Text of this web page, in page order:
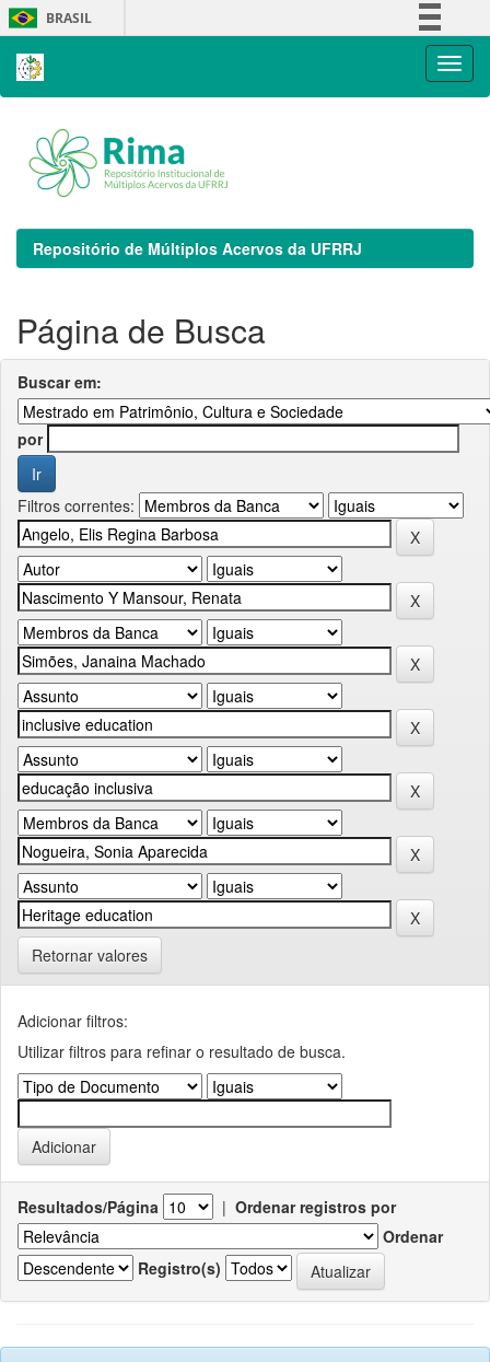
Skip
navigation
BRASIL
Repositório de Múltiplos Acervos da UFRRJ
Página de Busca
Buscar em:
por
Filtros correntes:
Retornar valores
Adicionar filtros:
Utilizar filtros para refinar o resultado de busca.
Resultados/Página | Ordenar registros por
Ordenar
Registro(s)